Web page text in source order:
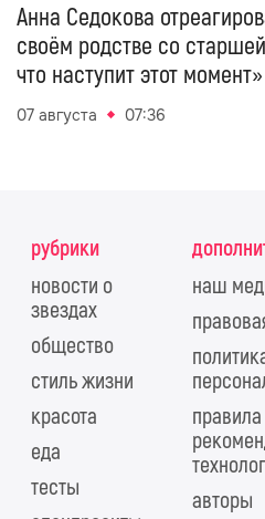
Анна Седокова
своём родстве со
что наступит этот момент»
07 августа 07:36
рубрики
новости о
звездах
общество
стиль жизни
красота
еда
тесты
наш
авторы